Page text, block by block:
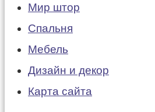
Мир штор
Спальня
Мебель
Дизайн и декор
Карта сайта